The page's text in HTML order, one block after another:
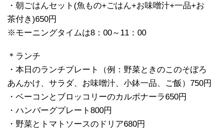
・朝ごはんセット(魚もの+ごはん+お味噌汁+一品+お
茶付き)650円
※モーニングタイムは8：00～11：00
＊ランチ
・本日のランチプレート（例：野菜ときのこのそぼろ
あんかけ、サラダ、お味噌汁、小鉢一品、ご飯）750円
・ベーコンとブロッコリーのカルボナーラ650円
・ハンバーグプレート800円
・野菜とトマトソースのドリア680円